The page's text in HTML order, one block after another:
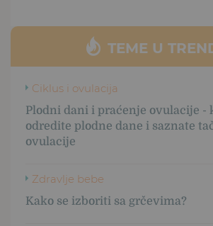
TEME U
Ciklus i ovulacija
Plodni dani i praćenje ovulacije -
odredite plodne dane i saznate
ovulacije
Zdravlje bebe
Kako se izboriti sa grčevima?